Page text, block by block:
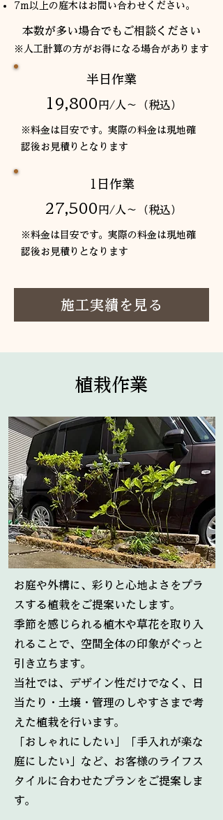
7m以上の庭木はお問い合わせください。
本数が多い場合でもご相談ください
※人工計算の方がお得になる場合があります
半日作業
19,800 円/人〜（税込）
※料金は目安です。実際の料金は現地確
認後お見積りとなります
1日作業
27,500 円/人〜（税込）
※料金は目安です。実際の料金は現地確
認後お見積りとなります
施工実績を見る
植栽作業
お庭や外構に、彩りと心地よさをプラ
スする植栽をご提案いたします。
季節を感じられる植木や草花を取り入
れることで、空間全体の印象がぐっと
引き立ちます。
当社では、デザイン性だけでなく、日
当たり・土壌・管理のしやすさまで考
えた植栽を行います。
「おしゃれにしたい」「手入れが楽な
庭にしたい」など、お客様のライフス
タイルに合わせたプランをご提案しま
す。